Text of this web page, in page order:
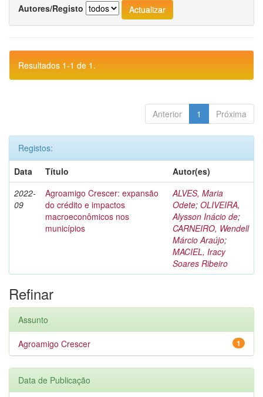
Autores/Registo
Resultados 1-1 de 1.
Anterior 1 Próxima
Registos:
Data
Título
Autor(es)
2022-
09
Agroamigo Crescer: expansão
do crédito e impactos
macroeconômicos nos
municípios
ALVES, Maria
Odete; OLIVEIRA,
Alysson Inácio de;
CARNEIRO, Wendell
Márcio Araújo;
MACIEL, Iracy
Soares Ribeiro
Refinar
Assunto
1
Agroamigo Crescer
Data de Publicação